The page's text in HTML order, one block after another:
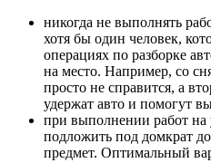
никогда не выполнять
хотя бы один человек,
операциях по разборке
на место. Например, со
просто не справится, а
удержат авто и помогут
при выполнении работ на
подложить под домкрат
предмет. Оптимальный